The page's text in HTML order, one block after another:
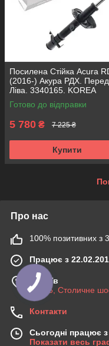
Посилена Стійка Acura
(2016-) Акура РДХ.
Ліва. 3340165. KOREA
Аксусс!
Готово до відправки
5 780 ₴ 7 225 ₴
Купити
Про нас
100% позитивних з
Працює з
м. Київ
03045, Столичне
Контакти
Сьогодні працює
Показати весь